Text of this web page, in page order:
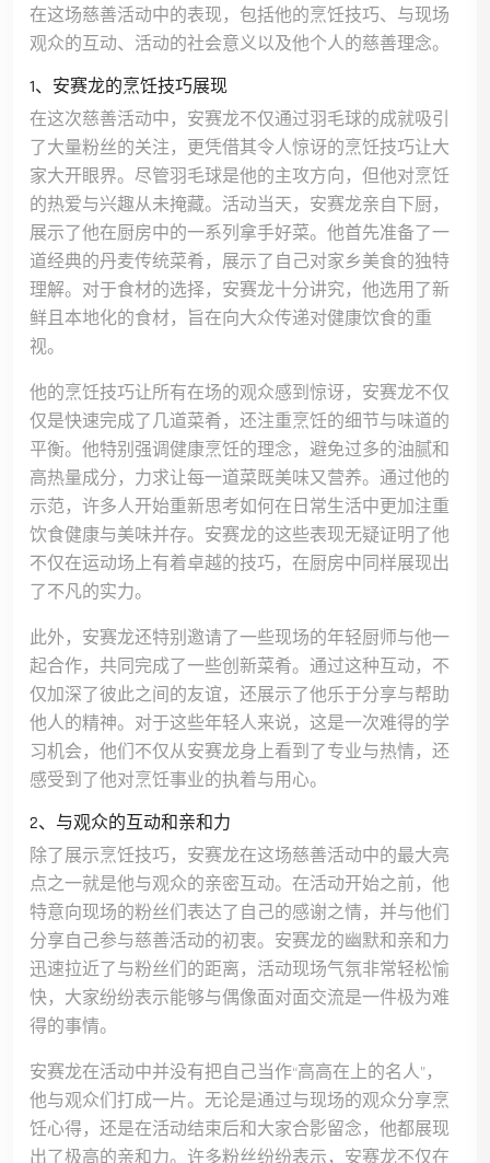
在这场慈善活动中的表现，包括他的烹饪技巧、与现场
观众的互动、活动的社会意义以及他个人的慈善理念。
1、安赛龙的烹饪技巧展现
在这次慈善活动中，安赛龙不仅通过羽毛球的成就吸引
了大量粉丝的关注，更凭借其令人惊讶的烹饪技巧让大
家大开眼界。尽管羽毛球是他的主攻方向，但他对烹饪
的热爱与兴趣从未掩藏。活动当天，安赛龙亲自下厨，
展示了他在厨房中的一系列拿手好菜。他首先准备了一
道经典的丹麦传统菜肴，展示了自己对家乡美食的独特
理解。对于食材的选择，安赛龙十分讲究，他选用了新
鲜且本地化的食材，旨在向大众传递对健康饮食的重
视。
他的烹饪技巧让所有在场的观众感到惊讶，安赛龙不仅
仅是快速完成了几道菜肴，还注重烹饪的细节与味道的
平衡。他特别强调健康烹饪的理念，避免过多的油腻和
高热量成分，力求让每一道菜既美味又营养。通过他的
示范，许多人开始重新思考如何在日常生活中更加注重
饮食健康与美味并存。安赛龙的这些表现无疑证明了他
不仅在运动场上有着卓越的技巧，在厨房中同样展现出
了不凡的实力。
此外，安赛龙还特别邀请了一些现场的年轻厨师与他一
起合作，共同完成了一些创新菜肴。通过这种互动，不
仅加深了彼此之间的友谊，还展示了他乐于分享与帮助
他人的精神。对于这些年轻人来说，这是一次难得的学
习机会，他们不仅从安赛龙身上看到了专业与热情，还
感受到了他对烹饪事业的执着与用心。
2、与观众的互动和亲和力
除了展示烹饪技巧，安赛龙在这场慈善活动中的最大亮
点之一就是他与观众的亲密互动。在活动开始之前，他
特意向现场的粉丝们表达了自己的感谢之情，并与他们
分享自己参与慈善活动的初衷。安赛龙的幽默和亲和力
迅速拉近了与粉丝们的距离，活动现场气氛非常轻松愉
快，大家纷纷表示能够与偶像面对面交流是一件极为难
得的事情。
安赛龙在活动中并没有把自己当作“高高在上的名人”，
他与观众们打成一片。无论是通过与现场的观众分享烹
饪心得，还是在活动结束后和大家合影留念，他都展现
出了极高的亲和力。许多粉丝纷纷表示，安赛龙不仅在